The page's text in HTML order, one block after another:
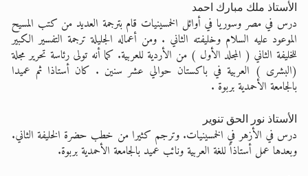
الأستاذ ملك مبارك احمد
درس في مصر وسوريا في أوائل الخمسينيات قام بترجمة العديد من كتب المسيح
الموعود عليه السلام وخليفته الثاني . ومن أعماله الجليلة ترجمة التفسير الكبير
للخليفة الثاني ( المجلد الأول ) من الأردية للعربية. كما أنه تولى رئاسة تحرير مجلة
(البشرى ) العربية في باكستان حوالي عشر سنين . كان أستاذا ثم عميدا
بالجامعة الأحمدية بربوة .
الأستاذ نور الحق تنوير
درس في الأزهر في الخمسينيات. وترجم كثيرا من خطب حضرة الخليفة الثاني.
وبعدها عمل أستاذاً للغة العربية ونائب عميد بالجامعة الأحمدية بربوة.